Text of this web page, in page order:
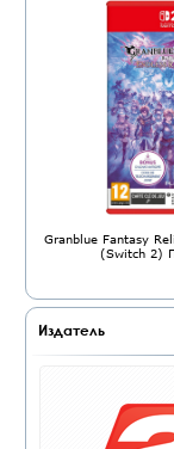
Granblue Fantasy
(Switch 2)
Издатель